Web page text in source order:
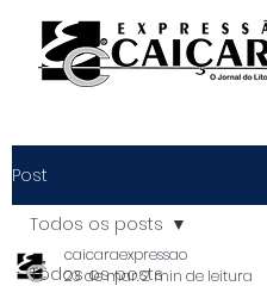
Post
Todos os posts
Todos os posts
caicaraexpressao
23 de mar.2 min de leitura